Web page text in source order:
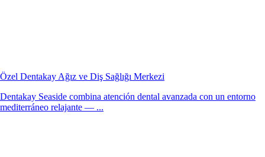
Özel Dentakay Ağız ve Diş Sağlığı Merkezi
Dentakay Seaside combina atención dental avanzada con un entorno
mediterráneo relajante — ...